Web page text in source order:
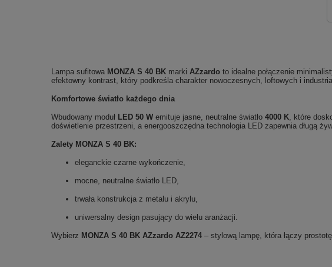
Lampa sufitowa MONZA S 40 BK marki AZzardo to idealne połączenie
efektowny kontrast, który podkreśla charakter nowoczesnych, loftowych i
Komfortowe światło każdego dnia
Wbudowany moduł LED 50 W emituje jasne, neutralne światło 4000 K, które
doświetlenie przestrzeni, a energooszczędna technologia LED zapewnia długą
Zalety MONZA S 40 BK:
eleganckie czarne wykończenie,
mocne, neutralne światło LED,
trwała konstrukcja z metalu i akrylu,
uniwersalny design pasujący do wielu aranżacji.
Wybierz MONZA S 40 BK AZzardo AZ2274 – stylową lampę, która łączy